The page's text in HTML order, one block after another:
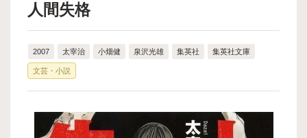
人間失格
2007 太宰治 小畑健 泉沢光雄 集英社 集英社文庫
文芸・小説